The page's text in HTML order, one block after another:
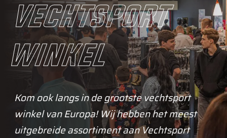
vechtsport
winkel
Kom ook langs in de grootste vechtsport
winkel van Europa! Wij hebben het meest
uitgebreide assortiment aan Vechtsport